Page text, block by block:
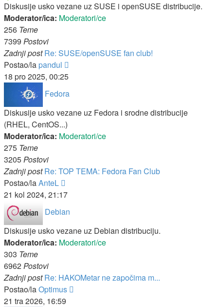
Diskusije usko vezane uz SUSE i openSUSE distribucije.
Moderator/ica: Moderatori/ce
256 Teme
7399 Postovi
Zadnji post Re: SUSE/openSUSE fan club!
Postao/la pandul
18 pro 2025, 00:25
Fedora
Diskusije usko vezane uz Fedora i srodne distribucije
(RHEL, CentOS...)
Moderator/ica: Moderatori/ce
275 Teme
3205Postovi
Zadnji post Re: TOP TEMA: Fedora Fan Club
Postao/laAnteL
post
21 kol 2024, 21:17
Debian
Diskusije usko vezane uz Debian distribuciju.
Moderator/ica: Moderatori/ce
303 Teme
6962Postovi
Zadnji post Re: HAKOMetar ne započima m...
Postao/laOptimus
21 tra 2026, 16:59